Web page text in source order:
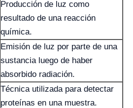
Producción de luz como
resultado de una reacción
química.
Emisión de luz por parte de una
sustancia luego de haber
absorbido radiación.
Técnica utilizada para detectar
proteínas en una muestra.